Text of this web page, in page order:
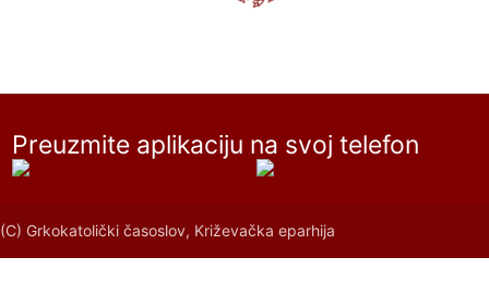
Preuzmite aplikaciju na svoj telefon
(C) Grkokatolički časoslov, Križevačka eparhija